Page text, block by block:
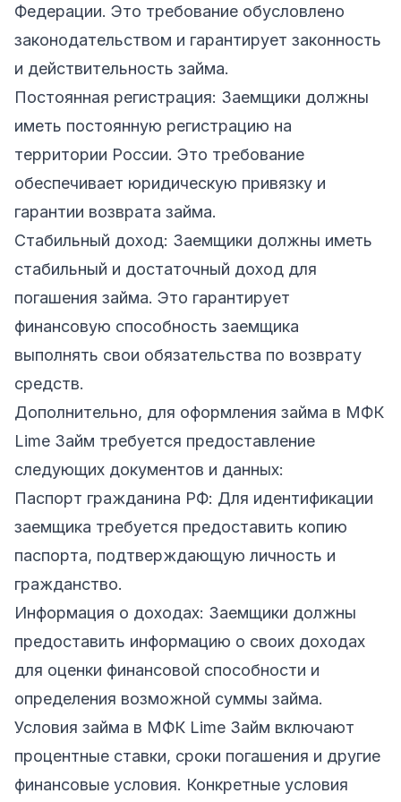
Федерации. Это требование обусловлено
законодательством и гарантирует законность
и действительность займа.
Постоянная регистрация: Заемщики должны
иметь постоянную регистрацию на
территории России. Это требование
обеспечивает юридическую привязку и
гарантии возврата займа.
Стабильный доход: Заемщики должны иметь
стабильный и достаточный доход для
погашения займа. Это гарантирует
финансовую способность заемщика
выполнять свои обязательства по возврату
средств.
Дополнительно, для оформления займа в МФК
Lime Займ требуется предоставление
следующих документов и данных:
Паспорт гражданина РФ: Для идентификации
заемщика требуется предоставить копию
паспорта, подтверждающую личность и
гражданство.
Информация о доходах: Заемщики должны
предоставить информацию о своих доходах
для оценки финансовой способности и
определения возможной суммы займа.
Условия займа в МФК Lime Займ включают
процентные ставки, сроки погашения и другие
финансовые условия. Конкретные условия